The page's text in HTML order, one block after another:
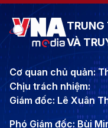
TRUNG
VÀ
Cơ quan chủ quản:
Chịu trách nhiệm:
Giám đốc: Lê Xuân
Phó Giám đốc: Bùi